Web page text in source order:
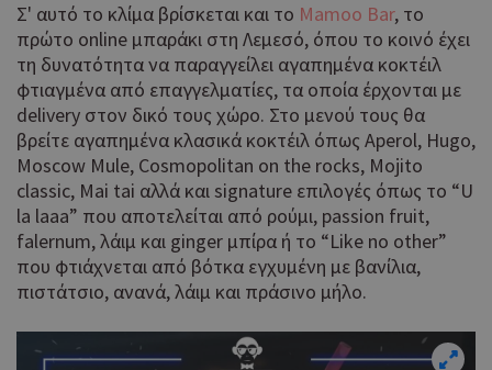
Σ' αυτό το κλίμα βρίσκεται και το Mamoo Bar, το
πρώτο online μπαράκι στη Λεμεσό, όπου το κοινό έχει
τη δυνατότητα να παραγγείλει αγαπημένα κοκτέιλ
φτιαγμένα από επαγγελματίες, τα οποία έρχονται με
delivery στον δικό τους χώρο. Στο μενού τους θα
βρείτε αγαπημένα κλασικά κοκτέιλ όπως Aperol, Hugo,
Moscow Mule, Cosmopolitan on the rocks, Mojito
classic, Mai tai αλλά και signature επιλογές όπως το “U
la laaa” που αποτελείται από ρούμι, passion fruit,
falernum, λάιμ και ginger μπίρα ή το “Like no other”
που φτιάχνεται από βότκα εγχυμένη με βανίλια,
πιστάτσιο, ανανά, λάιμ και πράσινο μήλο.